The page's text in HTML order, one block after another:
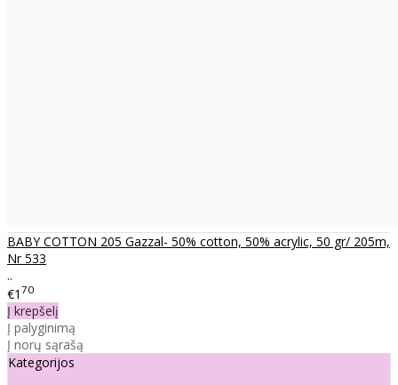
BABY COTTON 205 Gazzal- 50% cotton, 50% acrylic, 50 gr/ 205m,
Nr 533
..
€1 70
Į krepšelį
Į palyginimą
Į norų sąrašą
Kategorijos